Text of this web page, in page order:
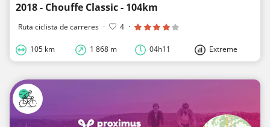
2018 - Chouffe Classic - 104km
Ruta ciclista de carreres · 4 ·
105 km 1 868 m 04h11 Extreme